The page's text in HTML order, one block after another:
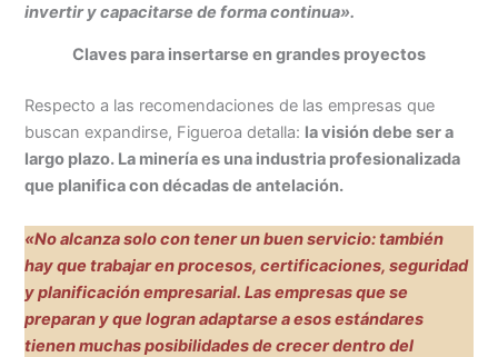
invertir y capacitarse de forma continua».
Claves para insertarse en grandes proyectos
Respecto a las recomendaciones de las empresas que
buscan expandirse, Figueroa detalla: la visión debe ser a
largo plazo. La minería es una industria profesionalizada
que planifica con décadas de antelación.
«No alcanza solo con tener un buen servicio: también
hay que trabajar en procesos, certificaciones, seguridad
y planificación empresarial. Las empresas que se
preparan y que logran adaptarse a esos estándares
tienen muchas posibilidades de crecer dentro del